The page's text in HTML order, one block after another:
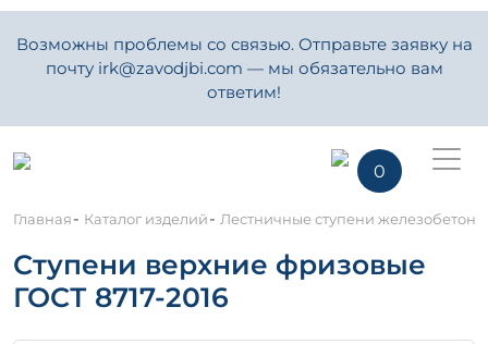
Возможны проблемы со связью. Отправьте заявку на
почту irk@zavodjbi.com — мы обязательно вам
ответим!
0
Главная- Каталог изделий- Лестничные ступени
Ступени верхние фризовые
ГОСТ 8717-2016